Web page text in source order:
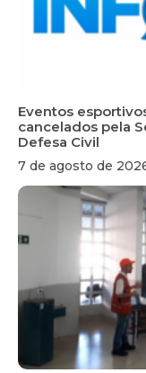
Eventos
cancelados pela
Defesa Civil
7 de agosto de